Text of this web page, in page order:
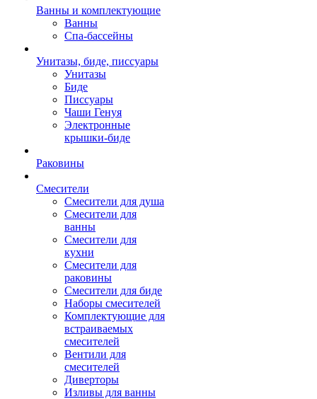
Ванны и комплектующие
Ванны
Спа-бассейны
Унитазы, биде, писсуары
Унитазы
Биде
Писсуары
Чаши Генуя
Электронные
крышки-биде
Раковины
Смесители
Смесители для душа
Смесители для
ванны
Смесители для
кухни
Смесители для
раковины
Смесители для биде
Наборы смесителей
Комплектующие для
встраиваемых
смесителей
Вентили для
смесителей
Диверторы
Изливы для ванны